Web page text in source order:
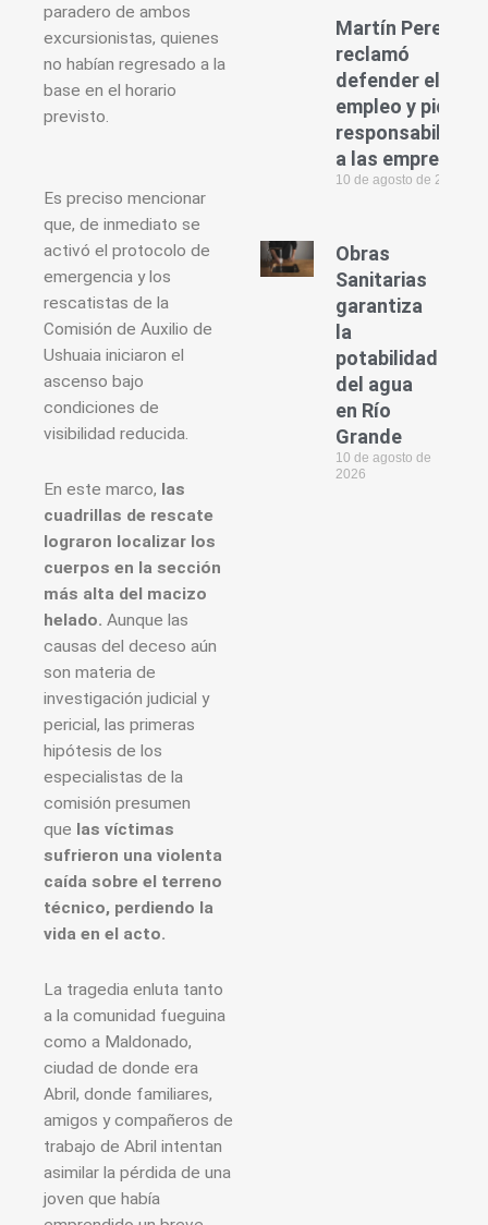
paradero de ambos
excursionistas, quienes
no habían regresado a la
base en el horario
previsto.
Es preciso mencionar
que, de inmediato se
activó el protocolo de
emergencia y los
rescatistas de la
Comisión de Auxilio de
Ushuaia iniciaron el
ascenso bajo
condiciones de
visibilidad reducida.
En este marco, las
cuadrillas de rescate
lograron localizar los
cuerpos en la sección
más alta del macizo
helado. Aunque las
causas del deceso aún
son materia de
investigación judicial y
pericial, las primeras
hipótesis de los
especialistas de la
comisión presumen
que las víctimas
sufrieron una violenta
caída sobre el terreno
técnico, perdiendo la
vida en el acto.
La tragedia enluta tanto
a la comunidad fueguina
como a Maldonado,
ciudad de donde era
Abril, donde familiares,
amigos y compañeros de
trabajo de Abril intentan
asimilar la pérdida de una
joven que había
Martín Perez
reclamó
defender el
empleo y pidió
responsabilidad
a las empresas
10 de agosto de 2026
Obras
Sanitarias
garantiza
la
potabilidad
del agua
en Río
Grande
10 de agosto de
2026